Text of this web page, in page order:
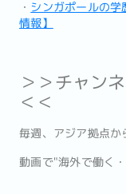
・ シンガポールの
情報】
＞＞チャン
＜＜
毎週、アジア拠点か
動画で"海外で働く